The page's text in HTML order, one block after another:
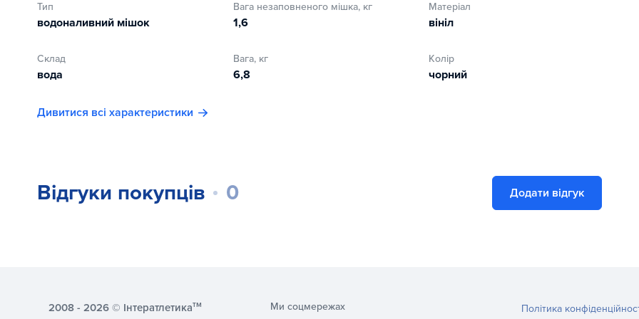
Водоналивні груші поставляються без води!
Тип
водоналивний мішок
Вага незаповненого мішка, кг
1,6
Матеріал
вініл
Склад
вода
Вага, кг
6,8
Колір
чорний
Дивитися всі характеристики
Відгуки покупців 0 Додати відгук
Ми соцмережах
2008 - 2026 © Інтератлетикатм Політика